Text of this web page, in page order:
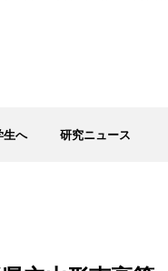
生へ 研究ニュース